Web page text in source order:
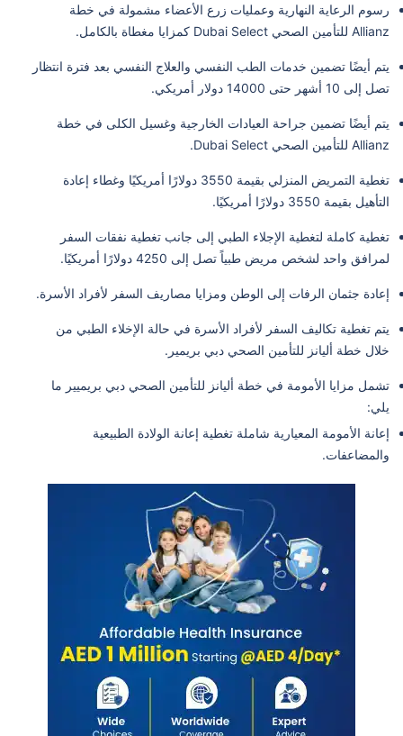
رسوم الرعاية النهارية وعمليات زرع الأعضاء مشمولة في خطة
Allianz للتأمين الصحي Dubai Select كمزايا مغطاة بالكامل.
يتم أيضًا تضمين خدمات الطب النفسي والعلاج النفسي بعد فترة انتظار
تصل إلى 10 أشهر حتى 14000 دولار أمريكي.
يتم أيضًا تضمين جراحة العيادات الخارجية وغسيل الكلى في خطة
Allianz للتأمين الصحي Dubai Select.
تغطية التمريض المنزلي بقيمة 3550 دولارًا أمريكيًا وغطاء إعادة
التأهيل بقيمة 3550 دولارًا أمريكيًا.
تغطية كاملة لتغطية الإجلاء الطبي إلى جانب تغطية نفقات السفر
لمرافق واحد لشخص مريض طبياً تصل إلى 4250 دولارًا أمريكيًا.
إعادة جثمان الرفات إلى الوطن ومزايا مصاريف السفر لأفراد الأسرة.
يتم تغطية تكاليف السفر لأفراد الأسرة في حالة الإخلاء الطبي من
خلال خطة أليانز للتأمين الصحي دبي بريمير.
تشمل مزايا الأمومة في خطة أليانز للتأمين الصحي دبي بريميير ما
يلي:
إعانة الأمومة المعيارية شاملة تغطية إعانة الولادة الطبيعية
والمضاعفات.